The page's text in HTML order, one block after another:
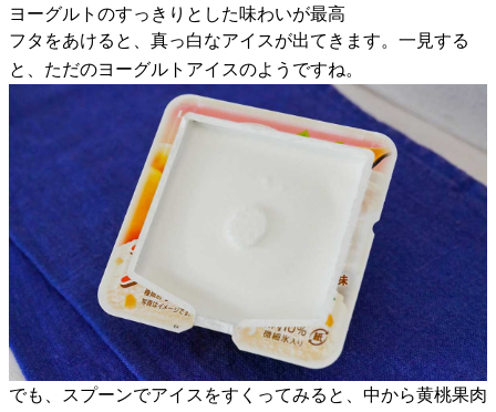
ヨーグルトのすっきりとした味わいが最高
フタをあけると、真っ白なアイスが出てきます。一見する
と、ただのヨーグルトアイスのようですね。
でも、スプーンでアイスをすくってみると、中から黄桃果肉